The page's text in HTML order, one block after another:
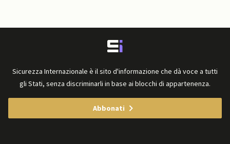
Sicurezza Internazionale è il sito d'informazione che dà voce a tutti
gli Stati, senza discriminarli in base ai blocchi di appartenenza.
Abbonati